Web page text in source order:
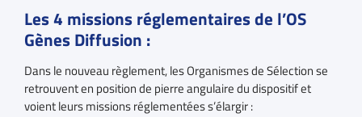
Les 4 missions réglementaires de l’OS
Gènes Diffusion :
Dans le nouveau règlement, les Organismes de Sélection se
retrouvent en position de pierre angulaire du dispositif et
voient leurs missions réglementées s’élargir :